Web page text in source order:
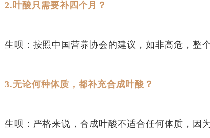
2.叶酸只需要补四个月？
生呗：按照中国营养协会的建议，如非高危，整
3.无论何种体质，都补充合成叶酸？
生呗：严格来说，合成叶酸不适合任何体质，因